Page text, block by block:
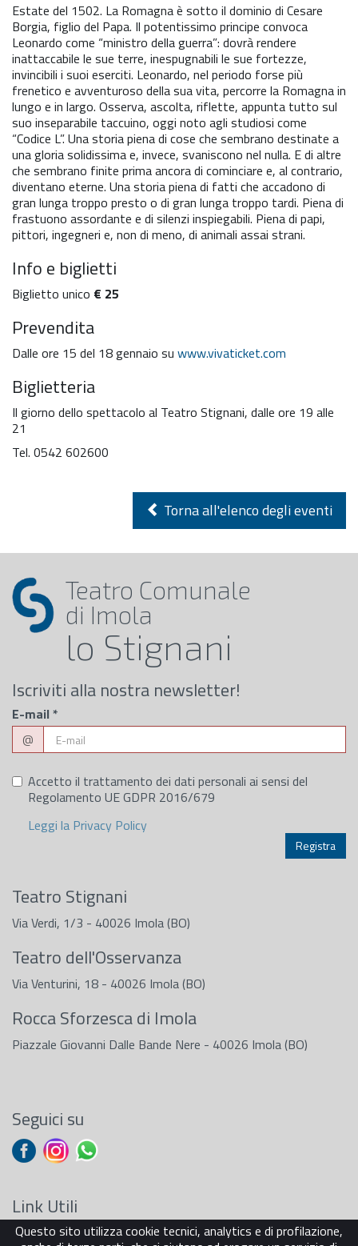
Estate del 1502. La Romagna è sotto il dominio di Cesare
Borgia, figlio del Papa. Il potentissimo principe convoca
Leonardo come “ministro della guerra”: dovrà rendere
inattaccabile le sue terre, inespugnabili le sue fortezze,
invincibili i suoi eserciti. Leonardo, nel periodo forse più
frenetico e avventuroso della sua vita, percorre la Romagna in
lungo e in largo. Osserva, ascolta, riflette, appunta tutto sul
suo inseparabile taccuino, oggi noto agli studiosi come
“Codice L”. Una storia piena di cose che sembrano destinate a
una gloria solidissima e, invece, svaniscono nel nulla. E di altre
che sembrano finite prima ancora di cominciare e, al contrario,
diventano eterne. Una storia piena di fatti che accadono di
gran lunga troppo presto o di gran lunga troppo tardi. Piena di
frastuono assordante e di silenzi inspiegabili. Piena di papi,
pittori, ingegneri e, non di meno, di animali assai strani.
Info e biglietti
Biglietto unico € 25
Prevendita
Dalle ore 15 del 18 gennaio su www.vivaticket.com
Biglietteria
Il giorno dello spettacolo al Teatro Stignani, dalle ore 19 alle
21
Tel. 0542 602600
Torna all'elenco degli eventi
Teatro Comunale
di Imola
lo Stignani
Iscriviti alla nostra newsletter!
E-mail*
@
Accetto il trattamento dei dati personali ai sensi del
Regolamento UE GDPR 2016/679
Leggi la Privacy Policy
Teatro Stignani
Via Verdi, 1/3 - 40026 Imola (BO)
Teatro dell'Osservanza
Via Venturini, 18 - 40026 Imola (BO)
Rocca Sforzesca di Imola
Piazzale Giovanni Dalle Bande Nere - 40026 Imola (BO)
Seguici su
Link Utili
Sostenitori
Questo sito utilizza cookie tecnici, analytics e di profilazione,